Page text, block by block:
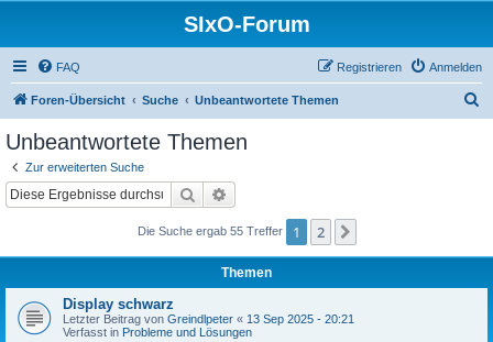
SIxO-Forum
FAQ Anmelden
Registrieren
Foren-Übersicht Suche Unbeantwortete Themen
Unbeantwortete Themen
Zur erweiterten Suche
Suche
Die Suche ergab 55 Treffer 1 2
Themen
Display schwarz
Letzter Beitrag von Greindlpeter « 13 Sep 2025 - 20:21
Verfasst in Probleme und Lösungen